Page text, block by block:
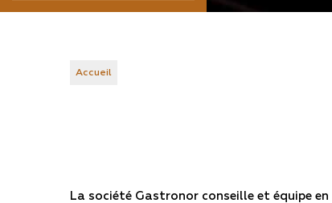
Accueil
La société Gastronor conseille et équipe en